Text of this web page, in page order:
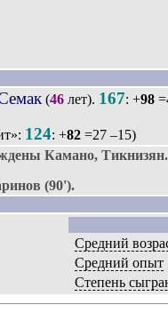
(46лет). 167: +98
124: +82 =27 –15)
Камано, Тикнизян.
(90').
Средний
Средний опыт
Степень